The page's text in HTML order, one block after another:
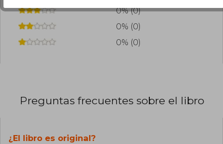
0% (0)
0% (0)
0% (0)
Preguntas frecuentes sobre el libro
¿El libro es original?